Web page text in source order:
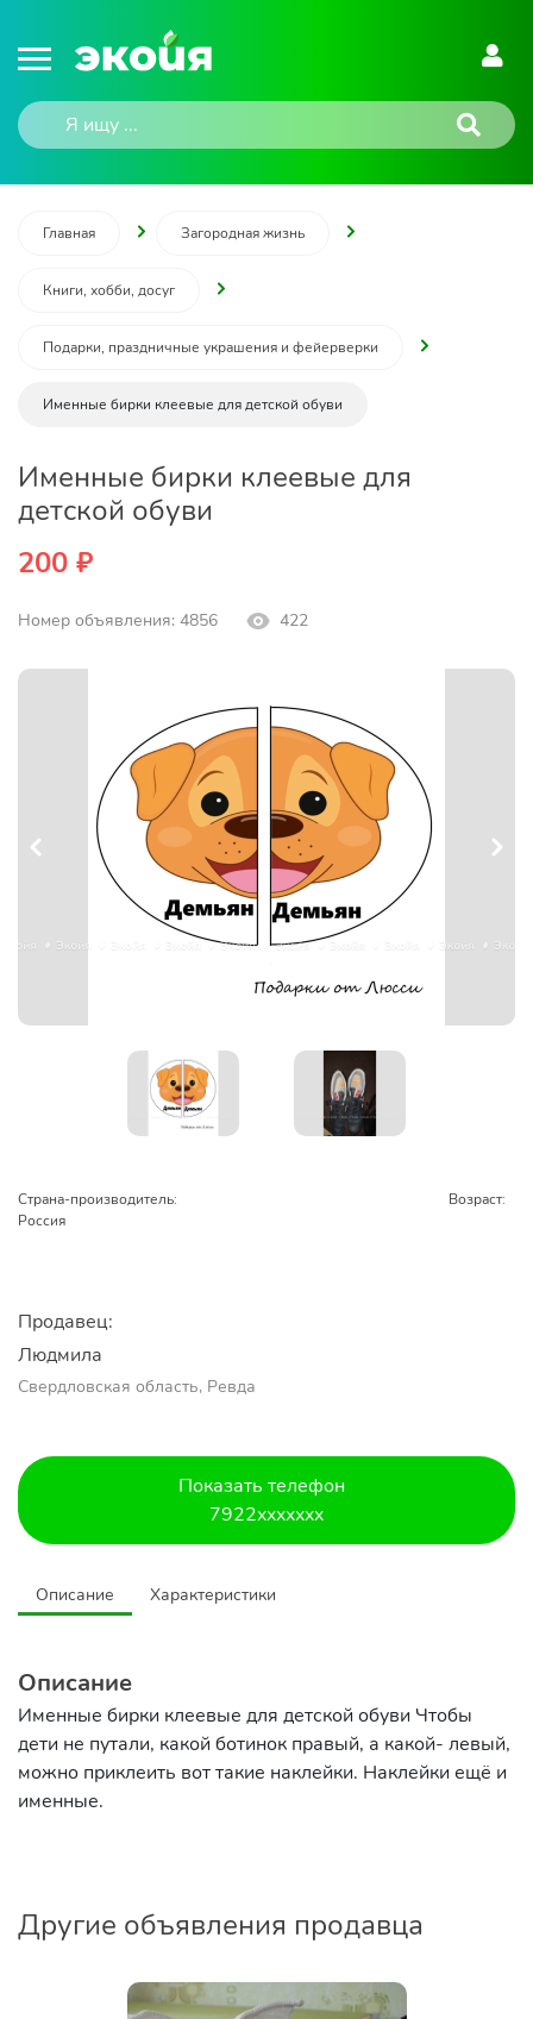
Главная Загородная жизнь
Книги, хобби, досуг
Подарки, праздничные украшения и фейерверки
Именные бирки клеевые для детской обуви
Именные бирки клеевые для
детской обуви
200 ₽
Номер объявления: 4856 422
Страна-производитель:
Россия
Возраст:
Продавец:
Людмила
Свердловская область, Ревда
Показать телефон
7922xxxxxxx
Описание Характеристики
Описание
Именные бирки клеевые для детской обуви Чтобы
дети не путали, какой ботинок правый, а какой- левый,
можно приклеить вот такие наклейки. Наклейки ещё и
именные.
Другие объявления продавца